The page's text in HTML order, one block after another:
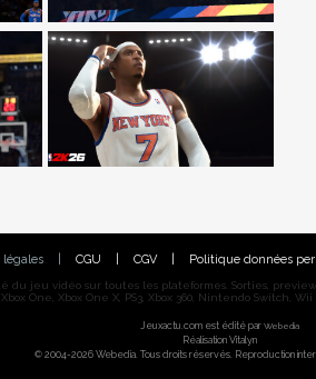
CGU CGV Politique données
jeu vidéo sur toutes les plateformes. Sorties,
Xbox One, Xbox One X, PS3, Xbox 360, Nintendo Switch,
Jeuxactu.com est édité par Webedia
Réalisation Vitalyn
© 2004-2026 Webedia. Tous droits réservés. Reproduction